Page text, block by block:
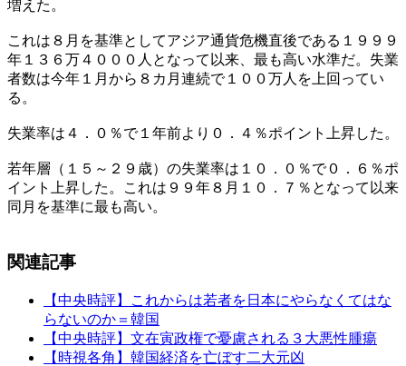
増えた。
これは８月を基準としてアジア通貨危機直後である１９９９
年１３６万４０００人となって以来、最も高い水準だ。失業
者数は今年１月から８カ月連続で１００万人を上回ってい
る。
失業率は４．０％で１年前より０．４％ポイント上昇した。
若年層（１５～２９歳）の失業率は１０．０％で０．６％ポ
イント上昇した。これは９９年８月１０．７％となって以来
同月を基準に最も高い。
関連記事
【中央時評】これからは若者を日本にやらなくてはな
らないのか＝韓国
【中央時評】文在寅政権で憂慮される３大悪性腫瘍
【時視各角】韓国経済を亡ぼす二大元凶